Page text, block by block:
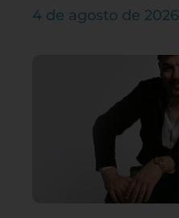
4 de agosto de 2026